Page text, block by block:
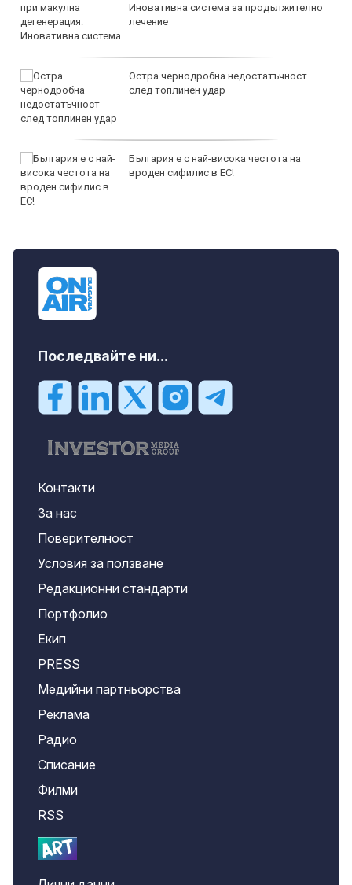
Иновативна система за продължително
лечение
Остра чернодробна недостатъчност
след топлинен удар
България е с най-висока честота на
вроден сифилис в ЕС!
Последвайте ни...
Контакти
За нас
Поверителност
Условия за ползване
Редакционни стандарти
Портфолио
Екип
PRESS
Медийни партньорства
Реклама
Радио
Списание
Филми
RSS